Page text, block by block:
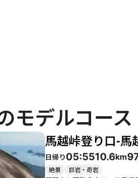
モデルコース
馬越峠登り口-馬
日帰り05:5510.6km
絶景 巨岩・奇岩